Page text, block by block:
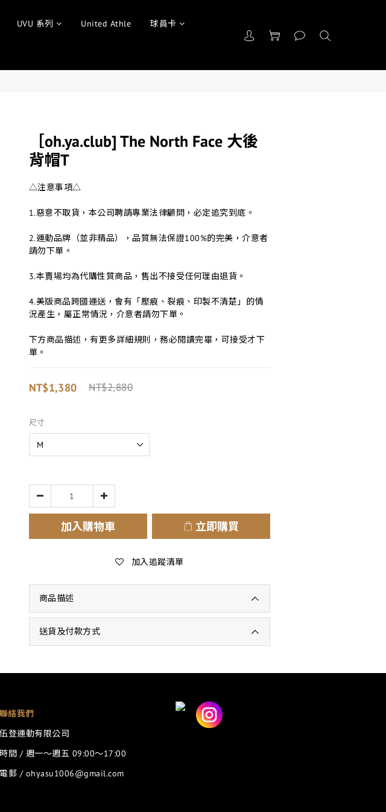
UVU 系列 United Athle 球員卡
［oh.ya.club] The North Face 大後
背帽T
△注意事項△
1.惡意不取貨，本公司聘請專業法律顧問，必定追究到底。
2.運動品牌（並非精品），品質無法保證100%的完美，介意者
請勿下單。
3.本賣場均為代購性質商品，售出不接受任何理由退貨。
4.美版商品跨國運送，會有「壓痕、裂痕、印製不清楚」的情
況產生，屬正常情況，介意者請勿下單。
下方商品描述，有更多詳細規則，務必閱讀完畢，可接受才下
單。
NT$1,380 NT$2,880
尺寸
加入購物車 立即購買
加入追蹤清單
商品描述
送貨及付款方式
聯絡我們
伍登運動有限公司
時間 / 週一～週五 09:00～17:00
電郵 / ohyasu1006@gmail.com